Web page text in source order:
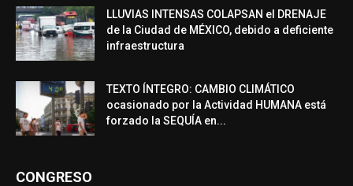
LLUVIAS INTENSAS COLAPSAN el DRENAJE
de la Ciudad de MÉXICO, debido a deficiente
infraestructura
TEXTO ÍNTEGRO: CAMBIO CLIMÁTICO
ocasionado por la Actividad HUMANA está
forzado la SEQUÍA en...
CONGRESO